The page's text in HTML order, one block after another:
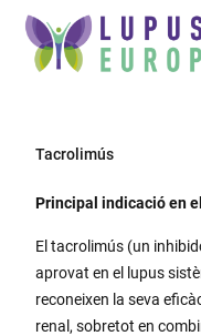
Tacrolimús
Principal indicació en
El tacrolimús (un
aprovat en el lupus
reconeixen la seva
renal, sobretot en